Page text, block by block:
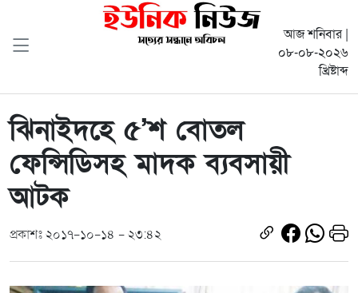
আজ শনিবার |
০৮-০৮-২০২৬
খ্রিষ্টাব্দ
ঝিনাইদহে ৫’শ বোতল
ফেন্সিডিসহ মাদক ব্যবসায়ী
আটক
প্রকাশঃ ২০১৭-১০-১৪ - ২৩:৪২